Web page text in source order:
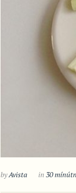
byAvista in 30